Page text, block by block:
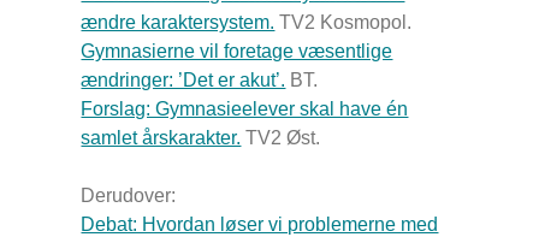
ændre karaktersystem. TV2 Kosmopol.
Gymnasierne vil foretage væsentlige
ændringer: ’Det er akut’. BT.
Forslag: Gymnasieelever skal have én
samlet årskarakter. TV2 Øst.
Derudover:
Debat: Hvordan løser vi problemerne med